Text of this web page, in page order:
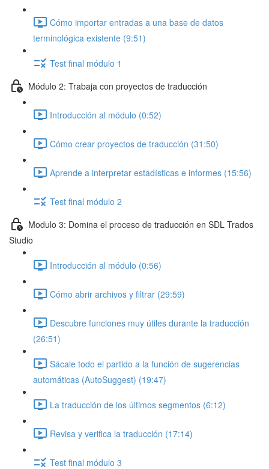
Cómo importar entradas a una base de datos
terminológica existente (9:51)
Test final módulo 1
Módulo 2: Trabaja con proyectos de traducción
Introducción al módulo (0:52)
Cómo crear proyectos de traducción (31:50)
Aprende a interpretar estadísticas e informes (15:56)
Test final módulo 2
Modulo 3: Domina el proceso de traducción en SDL Trados
Studio
Introducción al módulo (0:56)
Cómo abrir archivos y filtrar (29:59)
Descubre funciones muy útiles durante la traducción
(26:51)
Sácale todo el partido a la función de sugerencias
automáticas (AutoSuggest) (19:47)
La traducción de los últimos segmentos (6:12)
Revisa y verifica la traducción (17:14)
Test final módulo 3